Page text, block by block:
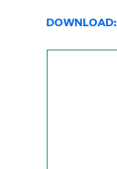
DOWNLOAD: